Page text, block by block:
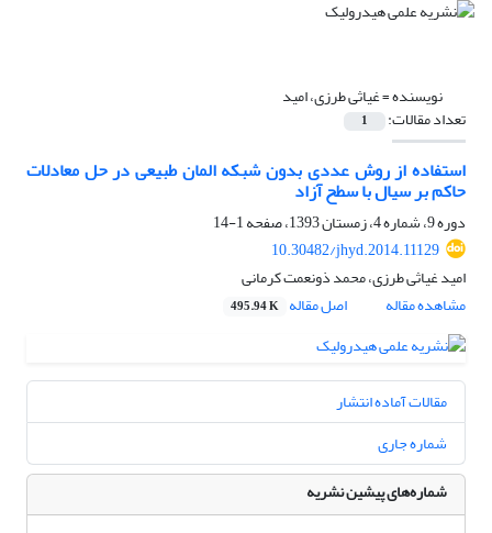
نویسنده =غیاثی طرزی، امید
تعداد مقالات: 1
استفاده از روش عددی بدون شبکه المان طبیعی در حل معادلات
حاکم بر سیال با سطح آزاد
دوره 9، شماره 4، زمستان 1393، صفحه
1-14
10.30482/jhyd.2014.11129
امید غیاثی طرزی، محمد ذونعمت کرمانی
مشاهده مقاله
اصل مقاله 495.94 K
مقالات آماده انتشار
شماره جاری
شماره‌های پیشین نشریه